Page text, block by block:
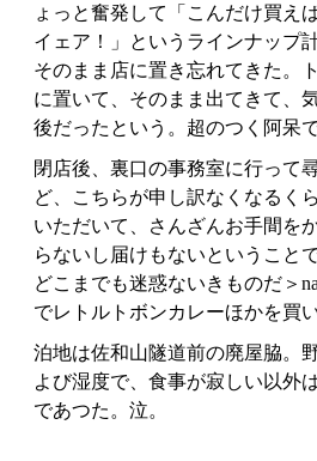
ょっと奮発して「こんだけ買え
イェア！」というラインナップ
そのまま店に置き忘れてきた。
に置いて、そのまま出てきて、
後だったという。超のつく阿呆で
閉店後、裏口の事務室に行って
ど、こちらが申し訳なくなるく
いただいて、さんざんお手間を
らないし届けもないということ
どこまでも迷惑ないきものだ＞
でレトルトボンカレーほかを買
泊地は佐和山隧道前の廃屋脇。
よび湿度で、食事が寂しい以外
であつた。泣。